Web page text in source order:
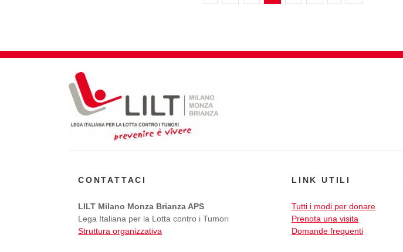
CONTATTACI
LILT Milano Monza Brianza APS
Lega Italiana per la Lotta contro i Tumori
Struttura organizzativa
LINK UTILI
Tutti i modi per donare
Prenota una visita
Domande frequenti